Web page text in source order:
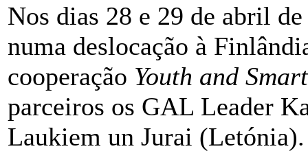
Nos dias 28 e 29 de abril
numa deslocação à
cooperação Youth and
parceiros os GAL Leader
Laukiem un Jurai (Letónia).